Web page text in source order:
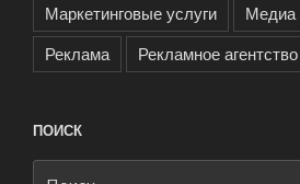
Маркетинговые услуги
Медиа
Реклама
Рекламное агентство
ПОИСК